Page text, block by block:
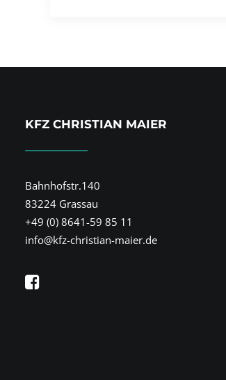
KFZ CHRISTIAN MAIER
Bahnhofstr.140
83224 Grassau
+49 (0) 8641-59 85 11
info@kfz-christian-maier.de